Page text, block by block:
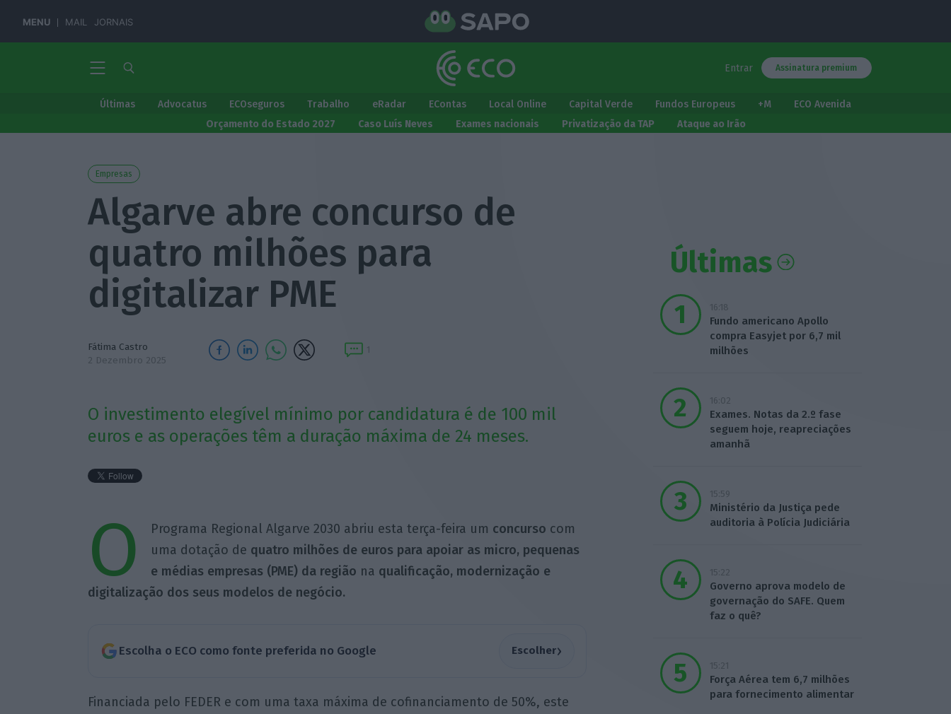
MENU MAIL JORNAIS
Entrar Assinatura premium
Últimas Advocatus ECOseguros Trabalho eRadar EContas Local Online Capital Verde Fundos Europeus +M
ECO Avenida
Orçamento do Estado 2027
Caso Luís Neves Exames nacionais Privatização da TAP Ataque ao Irão
Empresas
Algarve abre concurso de
quatro milhões para
digitalizar PME
Fátima Castro
2 Dezembro 2025
1
O investimento elegível mínimo por candidatura é de 100 mil
euros e as operações têm a duração máxima de 24 meses.
O Programa Regional Algarve 2030 abriu esta terça-feira um concurso com
uma dotação de quatro milhões de euros para apoiar as micro, pequenas
e médias empresas (PME) da região na qualificação, modernização e
digitalização dos seus modelos de negócio.
Escolha o ECO como fonte preferida no Google Escolher›
Financiada pelo FEDER e com uma taxa máxima de cofinanciamento de 50%, este
Últimas
16:18
Fundo americano Apollo
compra Easyjet por 6,7 mil
milhões
16:02
Exames. Notas da 2.º fase
seguem hoje, reapreciações
amanhã
15:59
Ministério da Justiça pede
auditoria à Polícia Judiciária
15:22
Governo aprova modelo de
governação do SAFE. Quem
faz o quê?
15:21
Força Aérea tem 6,7 milhões
para fornecimento alimentar